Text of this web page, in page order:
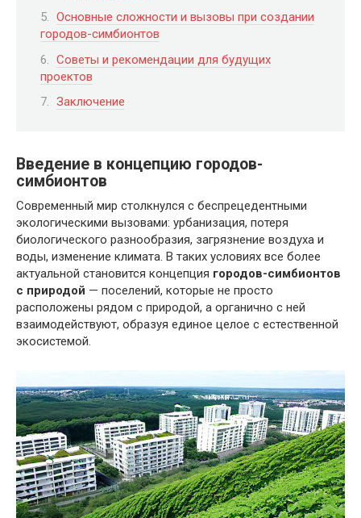
Основные сложности и вызовы при создании
городов-симбионтов
Советы и рекомендации для будущих
проектов
Заключение
Введение в концепцию городов-
симбионтов
Современный мир столкнулся с беспрецедентными
экологическими вызовами: урбанизация, потеря
биологического разнообразия, загрязнение воздуха и
воды, изменение климата. В таких условиях все более
актуальной становится концепция городов-симбионтов
с природой — поселений, которые не просто
расположены рядом с природой, а органично с ней
взаимодействуют, образуя единое целое с естественной
экосистемой.